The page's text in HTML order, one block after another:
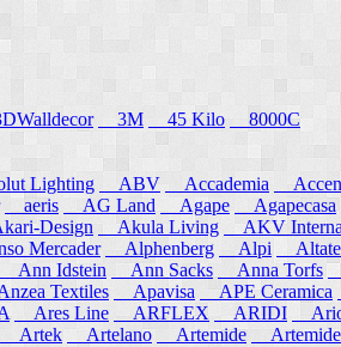
3M 45 Kilo 8000C
Lighting ABV Accademia
aeris AG Land Agape Agapecasa
Design Akula Living AKV
Mercader Alphenberg Alpi
Ann Idstein Ann Sacks Anna Torfs
Textiles Apavisa APE Ceramica
Ares Line ARFLEX ARIDI
Artek Artelano Artemide Artemide